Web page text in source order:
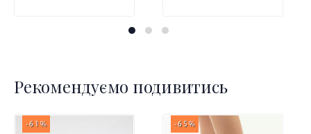
Рекомендуємо подивитись
-61% -65%